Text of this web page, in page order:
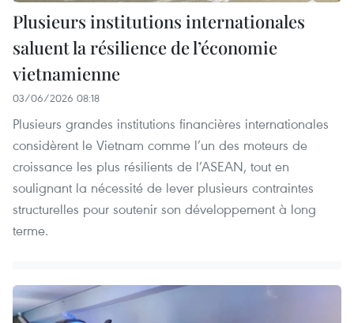
Plusieurs institutions internationales
saluent la résilience de l’économie
vietnamienne
03/06/2026 08:18
Plusieurs grandes institutions financières internationales
considèrent le Vietnam comme l’un des moteurs de
croissance les plus résilients de l’ASEAN, tout en
soulignant la nécessité de lever plusieurs contraintes
structurelles pour soutenir son développement à long
terme.